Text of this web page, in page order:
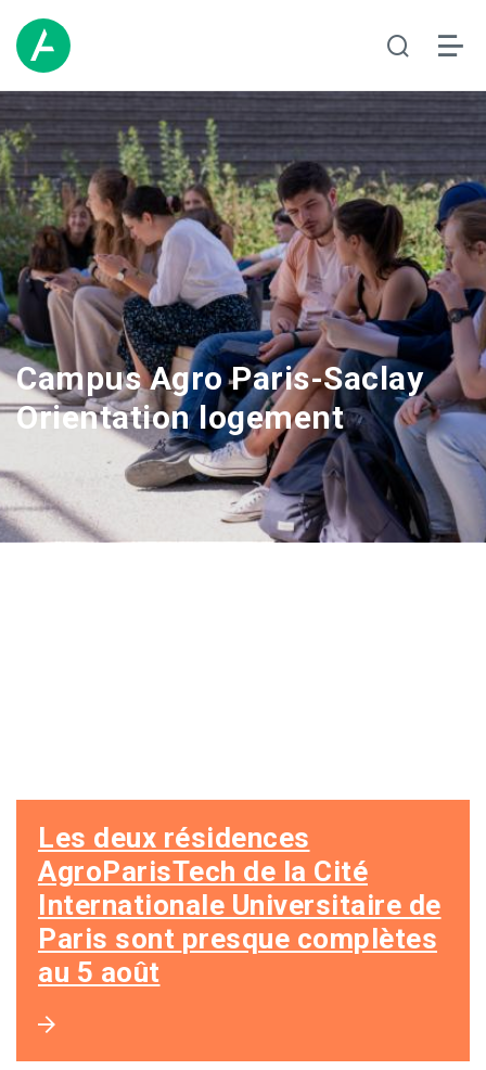
Campus Agro Paris-Saclay
Orientation logement
Les deux résidences
AgroParisTech de la Cité
Internationale Universitaire de
Paris sont presque complètes
au 5 août